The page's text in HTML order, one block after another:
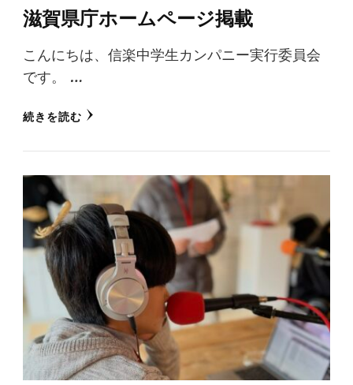
滋賀県庁ホームページ掲載
こんにちは、信楽中学生カンパニー実行委員会
です。 …
続きを読む